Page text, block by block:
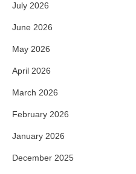
July 2026
June 2026
May 2026
April 2026
March 2026
February 2026
January 2026
December 2025